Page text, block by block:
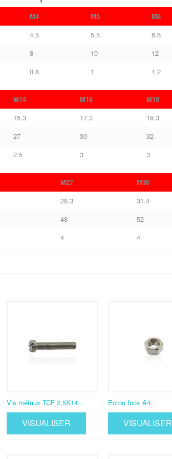
M4 M5
M6
4.5 5.5
6.6
8 10
12
0.8 1 1.2
M14 M16
M18
15.3 17.3
19.3
27 30
32
2.5 3 3
M27
M30
28.3
31.4
48
52
4 4
Vis métaux TCF 2,5X14...
VISUALISER
Ecrou Inox A4...
VISUALISER